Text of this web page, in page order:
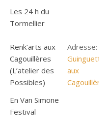
Les 24 h du
Tormellier
Renk’arts aux
Cagouillères
(L’atelier des
Possibles)
Adresse:
Guinguette
aux
Cagouillères
En Van Simone
Festival